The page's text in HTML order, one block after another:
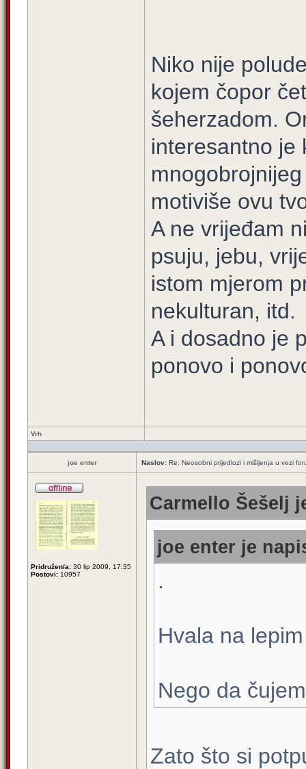
Niko nije
kojem čopor
šeherzadom.
interesantno je
motiviše ovu
A ne vrijeđam
psuju, jebu,
istom mjerom
nekulturan, itd.
A i dosadno je
ponovo i
Vrh
joe enter Naslov: Re: Neosobni prijedlozi i mišljenja u vezi
Pridružen/a: 30 lip 2009, 17:35
Postovi: 10957
Carmello Šešelj
joe enter je
.
Hvala na
Nego da
Zato što si